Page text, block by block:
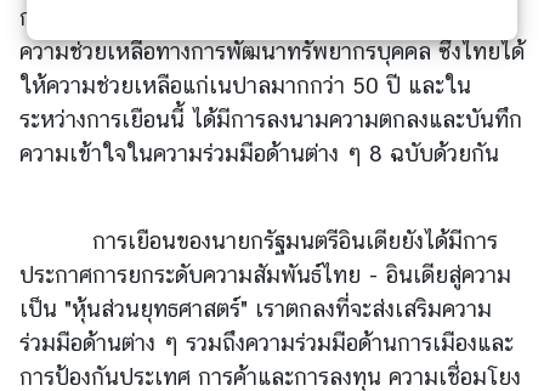
เ
ห็
น
ศู
ฏิ
บั
ติ
ก
การเกษตรการท่องเที่ยวและวัฒนธรรม รวมทั้งการให้
ความช่วยเหลือทางการพัฒนาทรัพยากรบุคคล ซึ่งไทยได้
ให้ความช่วยเหลือแก่เนปาลมากกว่า 50 ปี และใน
ระหว่างการเยือนนี้ ได้มีการลงนามความตกลงและบันทึก
ความเข้าใจในความร่วมมือด้านต่าง ๆ 8 ฉบับด้วยกัน
การเยือนของนายกรัฐมนตรีอินเดียยังได้มีการ
ประกาศการยกระดับความสัมพันธ์ไทย - อินเดียสู่ความ
เป็น "หุ้นส่วนยุทธศาสตร์" เราตกลงที่จะส่งเสริมความ
ร่วมมือด้านต่าง ๆ รวมถึงความร่วมมือด้านการเมืองและ
การป้องกันประเทศ การค้าและการลงทุน ความเชื่อมโยง